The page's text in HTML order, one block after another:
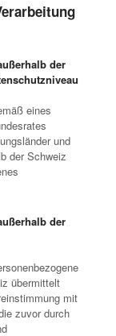
der
eines
und
der Schweiz
der
übermittelt
mit
zuvor durch